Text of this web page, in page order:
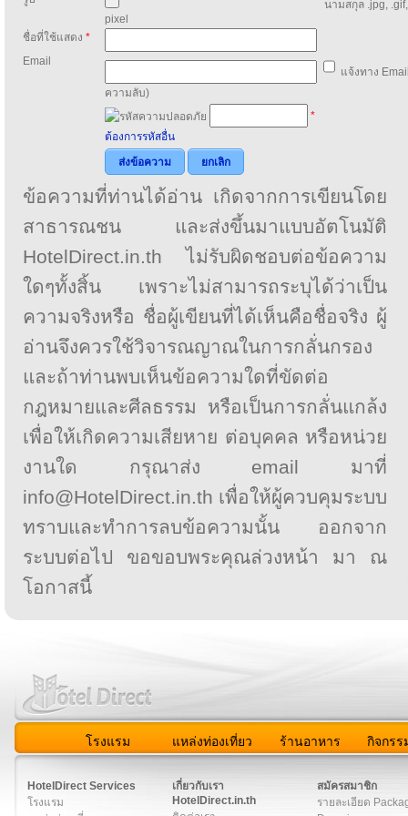
นามสกุล .jpg,
pixel
ชื่อที่ใช้แสดง *
Email
แจ้งทาง
ความลับ)
*
ต้องการรหัสอื่น
ส่งข้อความ
ยกเลิก
ข้อความที่ท่านได้อ่าน เกิดจากการเขียนโดย
สาธารณชน และส่งขึ้นมาแบบอัตโนมัติ
HotelDirect.in.th ไม่รับผิดชอบต่อข้อความ
ใดๆทั้งสิ้น เพราะไม่สามารถระบุได้ว่าเป็น
ความจริงหรือ ชื่อผู้เขียนที่ได้เห็นคือชื่อจริง ผู้
อ่านจึงควรใช้วิจารณญาณในการกลั่นกรอง
และถ้าท่านพบเห็นข้อความใดที่ขัดต่อ
กฎหมายและศีลธรรม หรือเป็นการกลั่นแกล้ง
เพื่อให้เกิดความเสียหาย ต่อบุคคล หรือหน่วย
งานใด กรุณาส่ง email มาที่
info@HotelDirect.in.th เพื่อให้ผู้ควบคุมระบบ
ทราบและทำการลบข้อความนั้น ออกจาก
ระบบต่อไป ขอขอบพระคุณล่วงหน้า มา ณ
โอกาสนี้
โรงแรม แหล่งท่องเที่ยว ร้านอาหาร กิจกรร
HotelDirect Services
โรงแรม
เกี่ยวกับเรา
HotelDirect.in.th
สมัครสมาชิก
รายละเอียด